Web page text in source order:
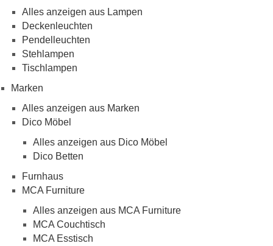
Alles anzeigen aus Lampen
Deckenleuchten
Pendelleuchten
Stehlampen
Tischlampen
Marken
Alles anzeigen aus Marken
Dico Möbel
Alles anzeigen aus Dico Möbel
Dico Betten
Furnhaus
MCA Furniture
Alles anzeigen aus MCA Furniture
MCA Couchtisch
MCA Esstisch